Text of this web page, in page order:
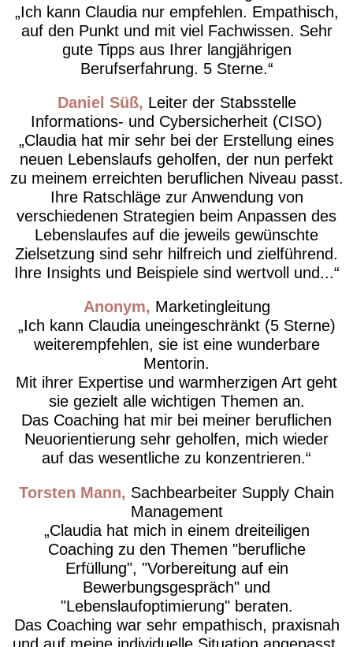
Ich kann Claudia nur empfehlen. Empathisch,
auf den Punkt und mit viel Fachwissen. Sehr
gute Tipps aus Ihrer langjährigen
Berufserfahrung. 5 Sterne.
Daniel Süß
Leiter der Stabsstelle
Informations- und Cybersicherheit (CISO)
Claudia hat mir sehr bei der Erstellung eines
neuen Lebenslaufs geholfen, der nun perfekt
zu meinem erreichten beruflichen Niveau passt.
Ihre Ratschläge zur Anwendung von
verschiedenen Strategien beim Anpassen des
Lebenslaufes auf die jeweils gewünschte
Zielsetzung sind sehr hilfreich und zielführend.
Ihre Insights und Beispiele sind wertvoll und...
Anonym
Marketingleitung
Ich kann Claudia uneingeschränkt (5 Sterne)
weiterempfehlen, sie ist eine wunderbare
Mentorin.
Mit ihrer Expertise und warmherzigen Art geht
sie gezielt alle wichtigen Themen an.
Das Coaching hat mir bei meiner beruflichen
Neuorientierung sehr geholfen, mich wieder
auf das wesentliche zu konzentrieren.
Torsten Mann
Sachbearbeiter Supply Chain
Management
Claudia hat mich in einem dreiteiligen
Coaching zu den Themen "berufliche
Erfüllung", "Vorbereitung auf ein
Bewerbungsgespräch" und
"Lebenslaufoptimierung" beraten.
Das Coaching war sehr empathisch, praxisnah